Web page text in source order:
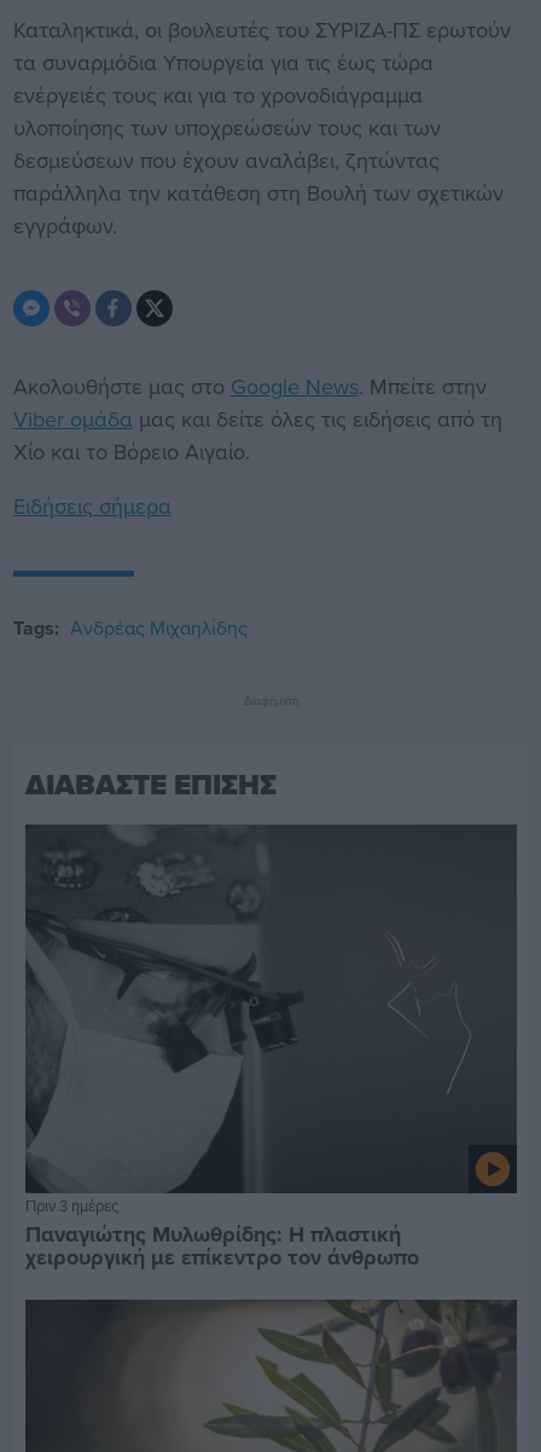
Καταληκτικά, οι βουλευτές του ΣΥΡΙΖΑ-ΠΣ ερωτούν
τα συναρμόδια Υπουργεία για τις έως τώρα
ενέργειές τους και για το χρονοδιάγραμμα
υλοποίησης των υποχρεώσεών τους και των
δεσμεύσεων που έχουν αναλάβει, ζητώντας
παράλληλα την κατάθεση στη Βουλή των σχετικών
εγγράφων.
Ακολουθήστε μας στο Google News. Μπείτε στην
Viber ομάδα μας και δείτε όλες τις ειδήσεις από τη
Χίο και το Βόρειο Αιγαίο.
Ειδήσεις σήμερα
Tags: Ανδρέας Μιχαηλίδης
Διαφήμιση
ΔΙΑΒΑΣΤΕ ΕΠΙΣΗΣ
Πριν 3 ημέρες
Παναγιώτης Μυλωθρίδης: Η πλαστική
χειρουργική με επίκεντρο τον άνθρωπο